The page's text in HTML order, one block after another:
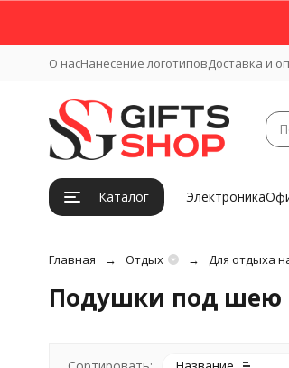
О насНанесение логотиповДоставка и
Каталог Электроника
Главная Отдых Для отдыха
Подушки под шею